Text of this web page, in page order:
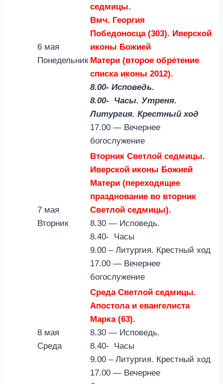
6 мая
Понедельник
седмицы.
Вмч. Георгия
Победоносца (303). Иверской
иконы Божией
Матери (второе обре́тение
списка иконы 2012).
8.00- Исповедь.
8.00- Часы. Утреня.
Литургия. Крестный ход
17.00 — Вечернее
богослужение
7 мая
Вторник
Вторник Светлой седмицы.
Иверской иконы Божией
Матери (переходящее
празднование во вторник
Светлой седмицы).
8.30 — Исповедь.
8.40- Часы
9.00 – Литургия. Крестный ход
17.00 — Вечернее
богослужение
8 мая
Среда
Среда Светлой седмицы.
Апостола и евангелиста
Марка (63).
8.30 — Исповедь.
8.40- Часы
9.00 – Литургия. Крестный ход
17.00 — Вечернее